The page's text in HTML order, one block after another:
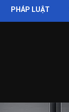
PHÁP LUẬT